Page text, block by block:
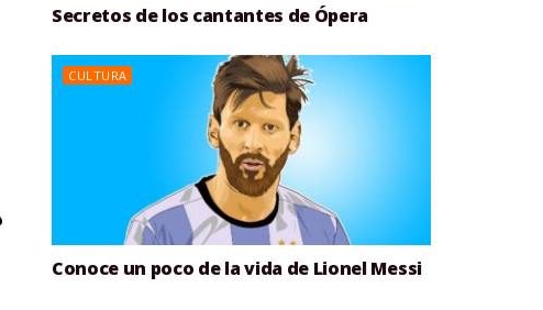
Secretos de los cantantes de Ópera
CULTURA
Conoce un poco de la vida de Lionel Messi